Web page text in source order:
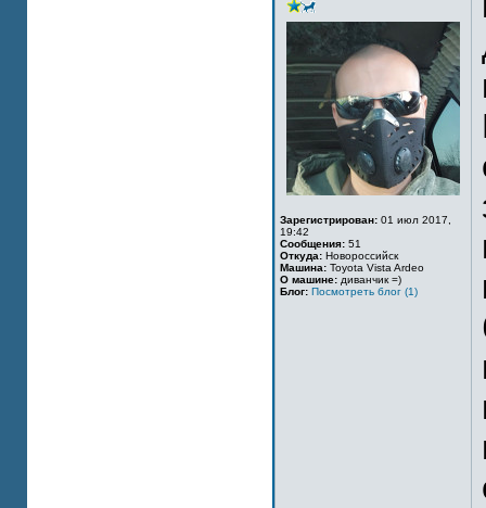
Зарегистрирован: 01 июл 2017,
19:42
Сообщения: 51
Откуда: Новороссийск
Машина: Toyota Vista Ardeo
О машине: диванчик =)
Блог: Посмотреть блог (1)